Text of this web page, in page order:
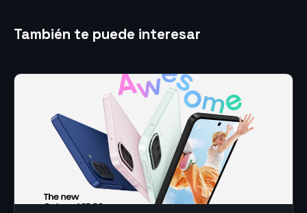
También te puede interesar